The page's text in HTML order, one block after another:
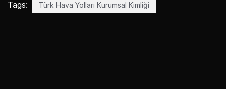
Tags: Türk Hava Yolları Kurumsal Kimliği